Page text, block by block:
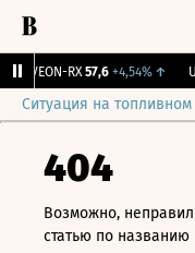
VEON-RX 57,6 +4,54%↑
Ситуация на
404
Возможно,
статью по названию